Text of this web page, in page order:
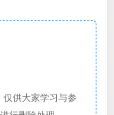
供大家学习与参